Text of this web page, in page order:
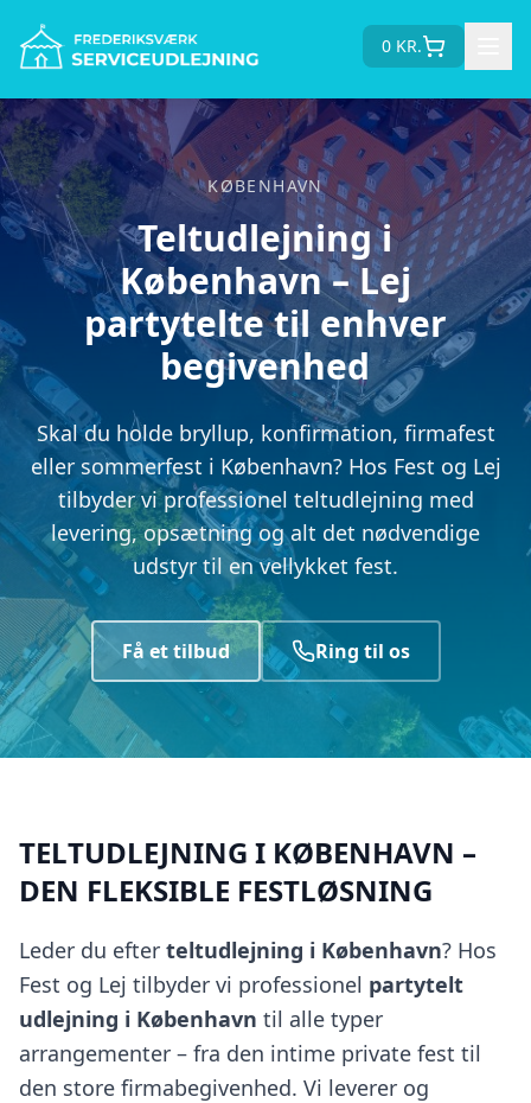
0 KR.
KØBENHAVN
Teltudlejning i
København – Lej
partytelte til enhver
begivenhed
Skal du holde bryllup, konfirmation, firmafest
eller sommerfest i København? Hos Fest og Lej
tilbyder vi professionel teltudlejning med
levering, opsætning og alt det nødvendige
udstyr til en vellykket fest.
Få et tilbud Ring til os
TELTUDLEJNING I KØBENHAVN –
DEN FLEKSIBLE FESTLØSNING
Leder du efter teltudlejning i København? Hos
Fest og Lej tilbyder vi professionel partytelt
udlejning i København til alle typer
arrangementer – fra den intime private fest til
den store firmabegivenhed. Vi leverer og